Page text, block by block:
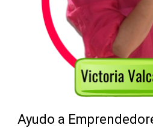
Ayudo a